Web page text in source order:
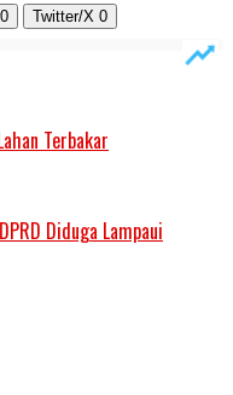
0 Twitter/X 0
Terbakar
Diduga Lampaui